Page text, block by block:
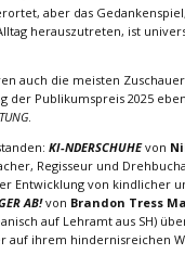
aber das
herauszutreten, ist
auch die meisten
der Publikumspreis 2025
.
KI-NDERSCHUHEvon
Regisseur und
Entwicklung von kindlicher
AB!von Brandon Tress
auf Lehramt aus SH)
auf ihrem hindernisreichen